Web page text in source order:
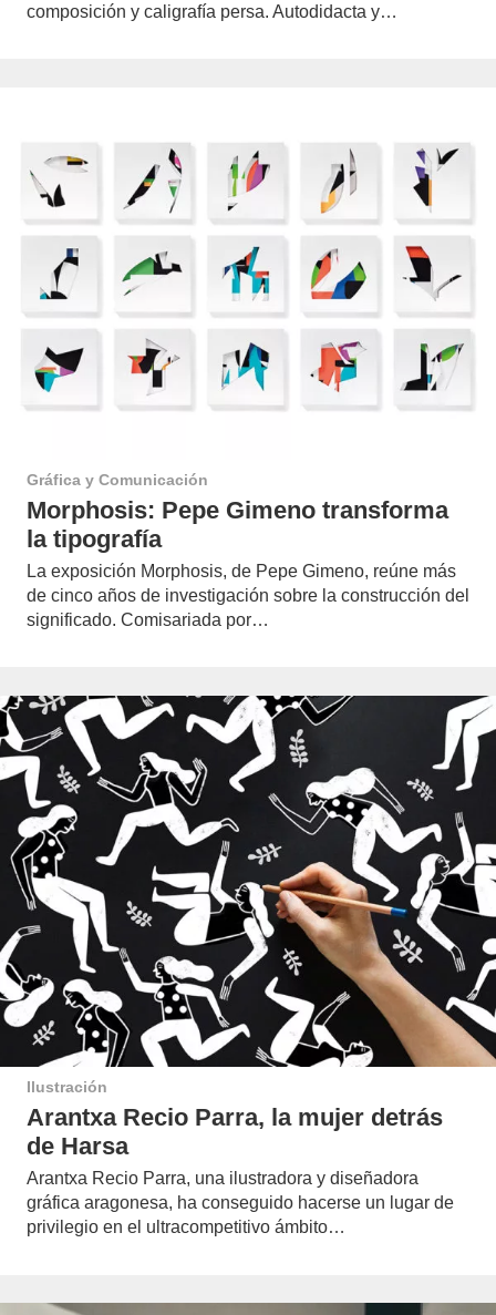
composición y caligrafía persa. Autodidacta y…
Gráfica y Comunicación
Morphosis: Pepe Gimeno transforma
la tipografía
La exposición Morphosis, de Pepe Gimeno, reúne más
de cinco años de investigación sobre la construcción del
significado. Comisariada por…
Ilustración
Arantxa Recio Parra, la mujer detrás
de Harsa
Arantxa Recio Parra, una ilustradora y diseñadora
gráfica aragonesa, ha conseguido hacerse un lugar de
privilegio en el ultracompetitivo ámbito…